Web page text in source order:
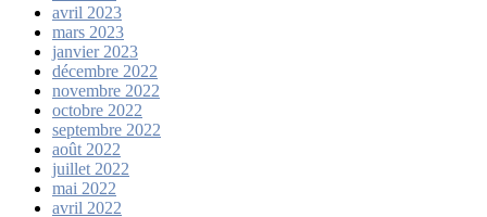
avril 2023
mars 2023
janvier 2023
décembre 2022
novembre 2022
octobre 2022
septembre 2022
août 2022
juillet 2022
mai 2022
avril 2022